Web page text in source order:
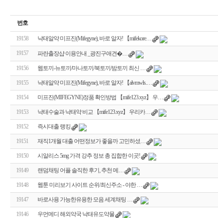
번호
19158 낙태알약 미프진(Mifegyne), 바로 알자! 【mifekore…
19157 파란출장샵 이용안내 _광­진­구­애­견­�…
19156 웹토끼-뉴토끼/마나토끼/북토끼/밤토끼 최신 …
19155 낙태알약 미프진(Mifegyne), 바로 알자! 【alvmwls.…
19154 미프진(MIFEGYNE)정품 확인방법 【mife123.xyz】 우…
19153 낙태수술과 낙태약 비교 【mife123.xyz】 우리카…
19152 즉시대출 랭킹
19151 재직1개월 대출 어떤정보가 좋을까 고민하셨…
19150 시알리스 5mg 가격 강추 정보 총 집합한 이곳!
19149 랜­덤­채­팅­ ­어­플 솔직한 후기, 추천 메…
19148 웹툰 미리보기 사이트 순위/최신주소 - 야한 …
19147 바로사용 가능한유용한 모음 세­계­채­팅 …
19146 우먼메디 해외약국 낙태유도약물